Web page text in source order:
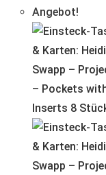
Angebot!